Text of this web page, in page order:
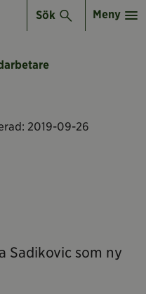
Sök Meny
2019-09-26
Sadikovic som ny